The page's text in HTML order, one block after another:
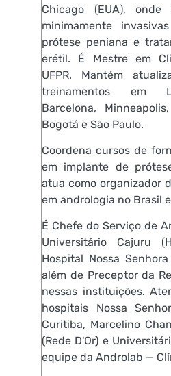
Chicago (EUA), onde
minimamente
prótese peniana e
erétil. É Mestre em
UFPR. Mantém
treinamentos em
Barcelona,
Bogotá e São Paulo.
Coordena cursos de
em implante de
atua como organizador
em andrologia no Brasil
É Chefe do Serviço de
Universitário Cajuru
Hospital Nossa
além de Preceptor da
nessas instituições.
hospitais Nossa
Curitiba, Marcelino
(Rede D'Or) e
equipe da Androlab —